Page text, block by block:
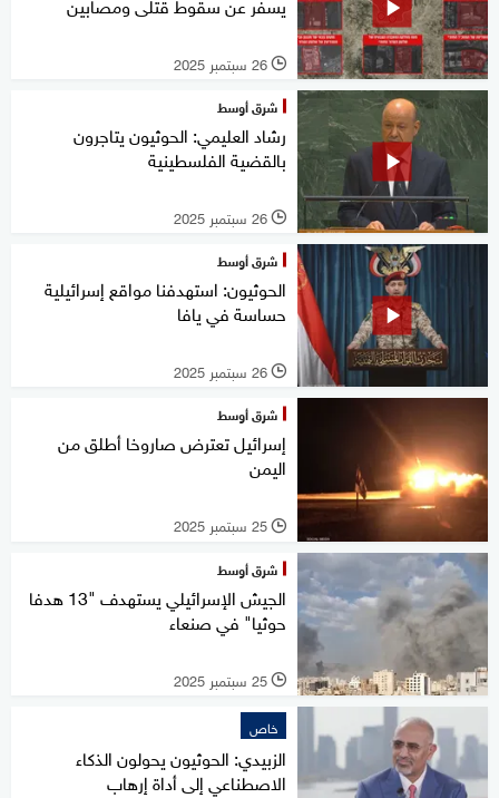
l 26 سبتمبر 2025
شرق أوسط
رشاد العليمي: الحوثيون يتاجرون
بالقضية الفلسطينية
l 26 سبتمبر 2025
شرق أوسط
الحوثيون: استهدفنا مواقع إسرائيلية
حساسة في يافا
l 26 سبتمبر 2025
شرق أوسط
إسرائيل تعترض صاروخا أطلق من
اليمن
l 25 سبتمبر 2025
شرق أوسط
الجيش الإسرائيلي يستهدف "13 هدفا
حوثيا" في صنعاء
l 25 سبتمبر 2025
خاص
الزبيدي: الحوثيون يحولون الذكاء
الاصطناعي إلى أداة إرهاب